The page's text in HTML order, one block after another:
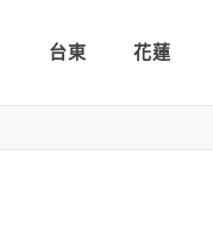
台東 花蓮